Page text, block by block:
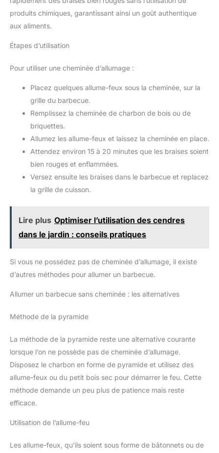
produits chimiques, garantissant ainsi un goût authentique
aux aliments.
Étapes d’utilisation
Pour utiliser une cheminée d’allumage :
Placez quelques allume-feux sous la cheminée, sur la
grille du barbecue.
Remplissez la cheminée de charbon de bois ou de
briquettes.
Allumez les allume-feux et laissez la cheminée en place.
Attendez environ 15 à 20 minutes que les braises soient
bien rouges et enflammées.
Versez ensuite les braises dans le barbecue et replacez
la grille de cuisson.
Lire plus Optimiser l’utilisation des cendres
dans le jardin : conseils pratiques
Si vous ne possédez pas de cheminée d’allumage, il existe
d’autres méthodes pour allumer un barbecue.
Allumer un barbecue sans cheminée : les alternatives
Méthode de la pyramide
La méthode de la pyramide reste une alternative courante
lorsque l’on ne possède pas de cheminée d’allumage.
Disposez le charbon en forme de pyramide et utilisez des
allume-feux ou du petit bois sec pour démarrer le feu. Cette
méthode demande un peu plus de patience mais reste
efficace.
Utilisation de l’allume-feu
Les allume-feux, qu’ils soient sous forme de bâtonnets ou de